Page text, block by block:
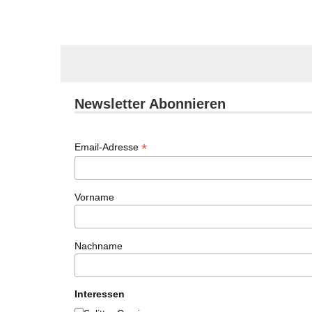
Newsletter Abonnieren
Email-Adresse *
Vorname
Nachname
Interessen